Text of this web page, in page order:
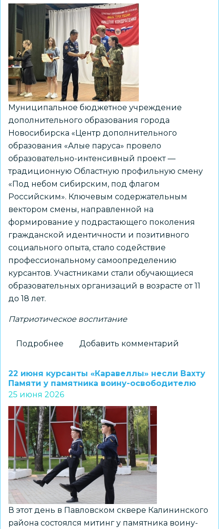
прибудет
уникальная
иммерсивная
экспозиция
«Поезд
Победы»
Муниципальное бюджетное учреждение
дополнительного образования города
Новосибирска «Центр дополнительного
образования «Алые паруса» провело
образовательно-интенсивный проект —
традиционную Областную профильную смену
«Под небом сибирским, под флагом
Российским». Ключевым содержательным
вектором смены, направленной на
формирование у подрастающего поколения
гражданской идентичности и позитивного
социального опыта, стало содействие
профессиональному самоопределению
курсантов. Участниками стали обучающиеся
образовательных организаций в возрасте от 11
до 18 лет.
Патриотическое воспитание
Подробнее
Новосибирской
области
состоялась
областная
профильная
смена
«Под
небом
сибирским,
под
флагом
Российским»
Добавить комментарий
22 июня курсанты «Каравеллы» несли Вахту
Памяти у памятника воину-освободителю
25 июня 2026
В этот день в Павловском сквере Калининского
района состоялся митинг у памятника воину-